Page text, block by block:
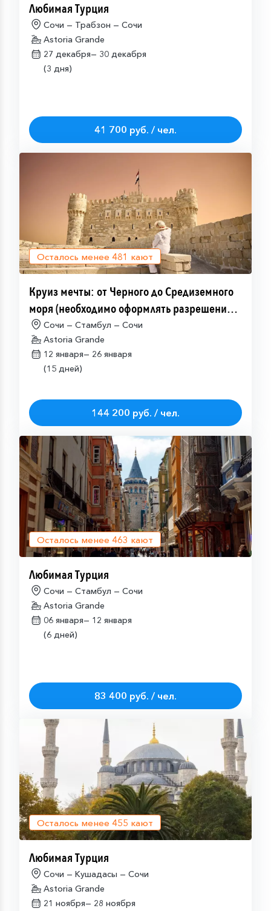
Любимая Турция
Сочи — Трабзон — Сочи
Astoria Grande
27 декабря— 30 декабря
(3 дня)
41 700 руб. / чел.
Осталось менее 481 кают
Круиз мечты: от Черного до Средиземного
моря (необходимо оформлять разрешение
на посещение Израиля (ETA-IL)
Сочи — Стамбул — Сочи
Astoria Grande
12 января— 26 января
(15 дней)
144 200 руб. / чел.
Осталось менее 463 кают
Любимая Турция
Сочи — Стамбул — Сочи
Astoria Grande
06 января— 12 января
(6 дней)
83 400 руб. / чел.
Осталось менее 455 кают
Любимая Турция
Сочи — Кушадасы — Сочи
Astoria Grande
21 ноября— 28 ноября